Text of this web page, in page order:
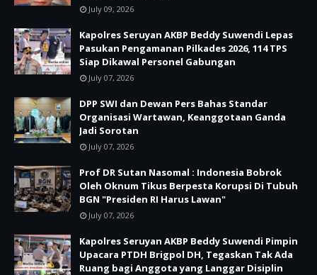
July 09, 2026
Kapolres Seruyan AKBP Beddy Suwendi Lepas
Pasukan Pengamanan Pilkades 2026, 114 TPS
Siap Dikawal Personel Gabungan
July 07, 2026
DPP SWI dan Dewan Pers Bahas Standar
Organisasi Wartawan, Keanggotaan Ganda
Jadi Sorotan
July 07, 2026
Prof DR Sutan Nasomal : Indonesia Bobrok
Oleh Oknum Tikus Berpesta Korupsi Di Tubuh
BGN "Presiden RI Harus Lawan"
July 07, 2026
Kapolres Seruyan AKBP Beddy Suwendi Pimpin
Upacara PTDH Brigpol DH, Tegaskan Tak Ada
Ruang bagi Anggota yang Langgar Disiplin